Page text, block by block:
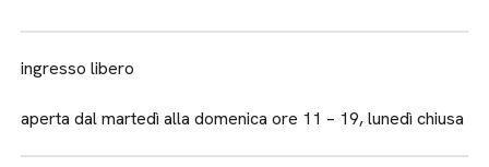
ingresso libero
aperta dal martedì alla domenica ore 11 – 19, lunedì chiusa